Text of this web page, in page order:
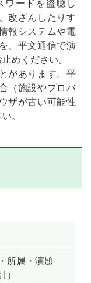
ワードを盗聴し
改ざんしたりす
報システムや電
、平文通信で演
めください。
があります。平
（施設やプロバ
ザが古い可能性
。
所属・演題
）